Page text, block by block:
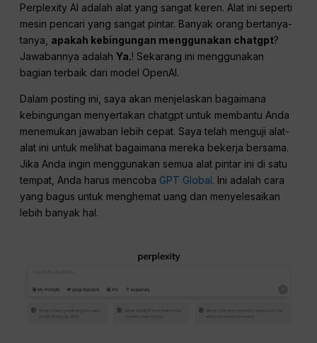
Perplexity AI adalah alat yang sangat keren. Alat ini seperti
mesin pencari yang sangat pintar. Banyak orang bertanya-
tanya, apakah kebingungan menggunakan chatgpt?
Jawabannya adalahYa.! Sekarang ini menggunakan
bagian terbaik dari model OpenAI.
Dalam posting ini, saya akan menjelaskan bagaimana
kebingungan menyertakan chatgpt untuk membantu Anda
menemukan jawaban lebih cepat. Saya telah menguji alat-
alat ini untuk melihat bagaimana mereka bekerja bersama.
Jika Anda ingin menggunakan semua alat pintar ini di satu
tempat, Anda harus mencoba GPT Global. Ini adalah cara
yang bagus untuk menghemat uang dan menyelesaikan
lebih banyak hal.